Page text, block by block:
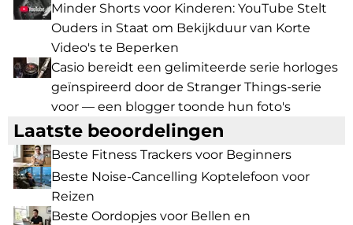
Minder Shorts voor Kinderen: YouTube Stelt
Ouders in Staat om Bekijkduur van Korte
Video's te Beperken
Casio bereidt een gelimiteerde serie horloges
geïnspireerd door de Stranger Things-serie
voor — een blogger toonde hun foto's
Laatste beoordelingen
Beste Fitness Trackers voor Beginners
Beste Noise-Cancelling Koptelefoon voor
Reizen
Beste Oordopjes voor Bellen en